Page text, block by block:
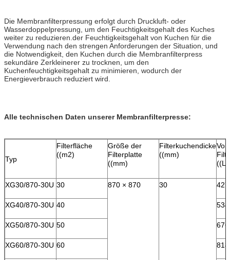
Die Membranfilterpressung erfolgt durch Druckluft- oder
Wasserdoppelpressung, um den Feuchtigkeitsgehalt des Kuches
weiter zu reduzieren.der Feuchtigkeitsgehalt von Kuchen für die
Verwendung nach den strengen Anforderungen der Situation, und
die Notwendigkeit, den Kuchen durch die Membranfilterpress
sekundäre Zerkleinerer zu trocknen, um den
Kuchenfeuchtigkeitsgehalt zu minimieren, wodurch der
Energieverbrauch reduziert wird.
Alle technischen Daten unserer Membranfilterpresse:
Typ
Filterfläche
((m2)
Größe der
Filterplatte
((mm)
Filterkuchendicke
((mm)
((L)
XG30/870-30U 30 870 × 870 30 427
XG40/870-30U 40 534
XG50/870-30U 50 676
XG60/870-30U 60 818